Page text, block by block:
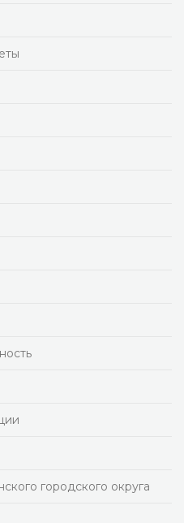
городского округа